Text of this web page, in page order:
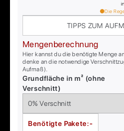
Die
TIPPS ZUM
Mengenberechnung
Hier kannst du die benötigte Menge
denke an die notwendige
Aufmaß).
Grundfläche in m² (ohne
Verschnitt)
Benötigte Pakete:-